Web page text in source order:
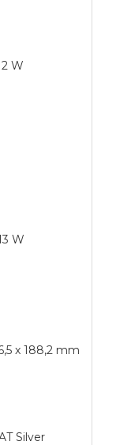
W
W
x 188,2 mm
Silver